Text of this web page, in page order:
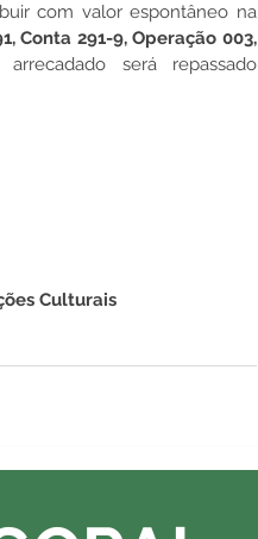
com valor espontâneo na
Conta 291-9, Operação 003,
será repassado
Culturais